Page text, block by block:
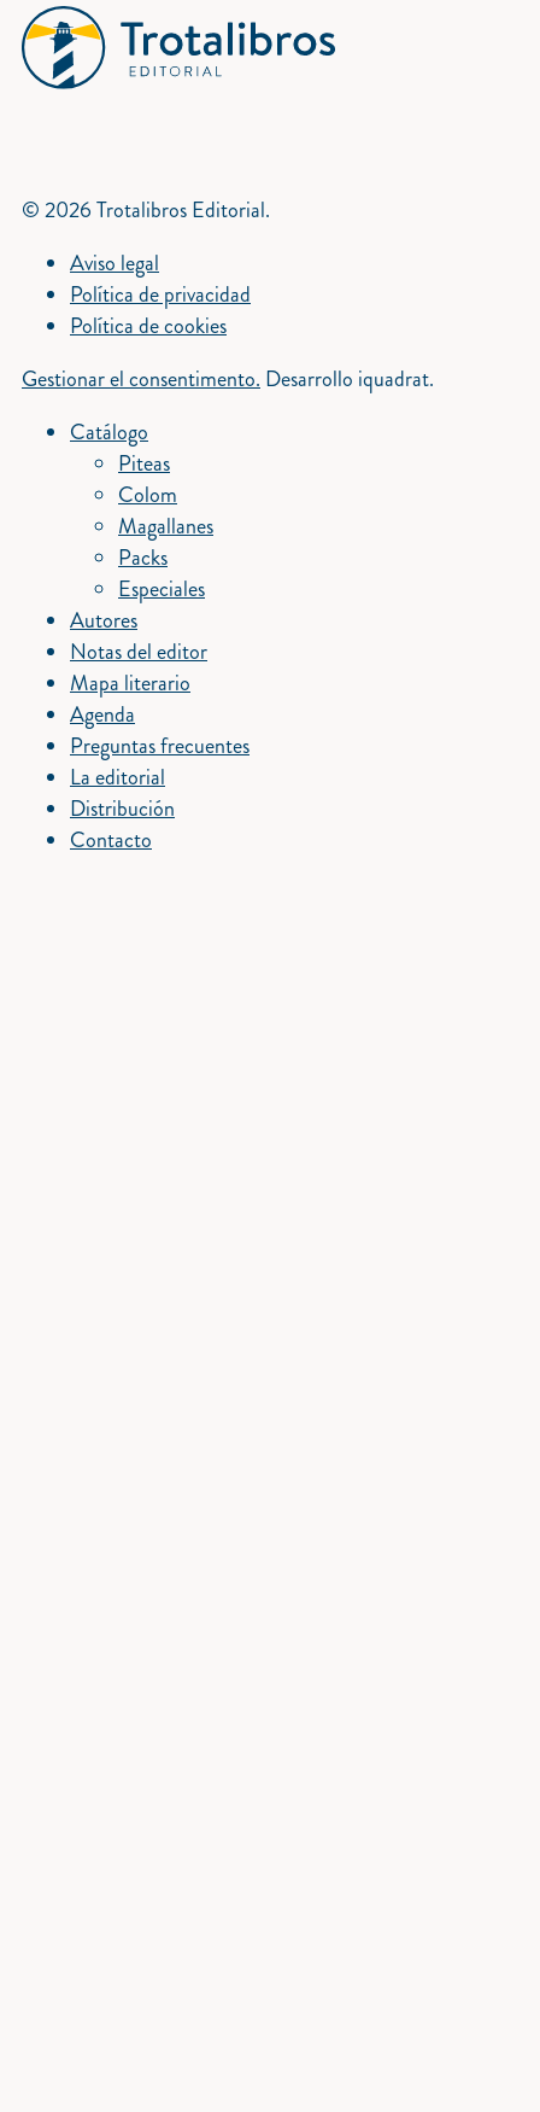
© 2026 Trotalibros Editorial.
Aviso legal
Política de privacidad
Política de cookies
Gestionar el consentimento.Desarrollo iquadrat.
Catálogo
Piteas
Colom
Magallanes
Packs
Especiales
Autores
Notas del editor
Mapa literario
Agenda
Preguntas frecuentes
La editorial
Distribución
Contacto